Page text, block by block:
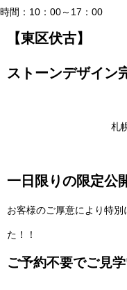
時間：10：00～17：00
【東区伏古】
ストーンデザイン
札
一日限りの限定公
お客様のご厚意により特
た！！
ご予約不要でご見学